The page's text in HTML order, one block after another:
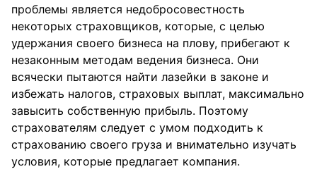
проблемы является недобросовестность
некоторых страховщиков, которые, с целью
удержания своего бизнеса на плову, прибегают к
незаконным методам ведения бизнеса. Они
всячески пытаются найти лазейки в законе и
избежать налогов, страховых выплат, максимально
завысить собственную прибыль. Поэтому
страхователям следует с умом подходить к
страхованию своего груза и внимательно изучать
условия, которые предлагает компания.